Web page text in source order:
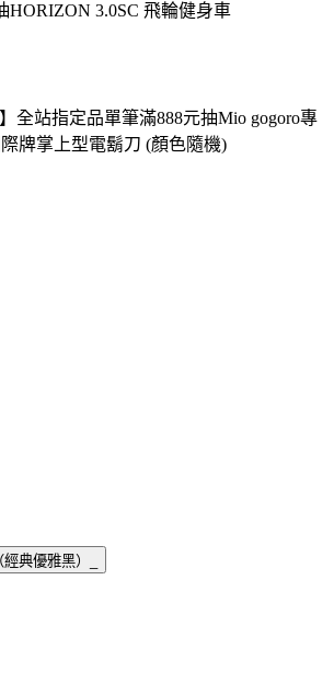
HORIZON 3.0SC 飛輪健身車
】全站指定品單筆滿888元抽Mio gogoro專
牌掌上型電鬍刀 (顏色隨機)
典優雅黑）_